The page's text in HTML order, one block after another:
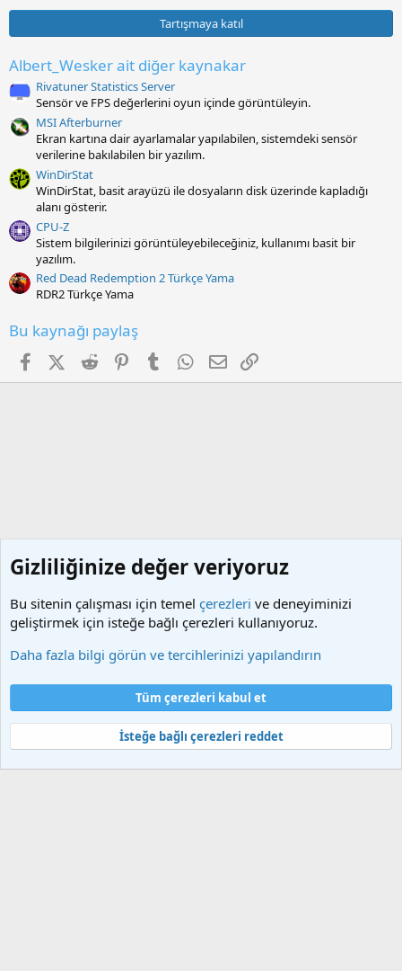
0
ı
Tartışmaya katıl
Albert_Wesker ait diğer kaynakar
Rivatuner Statistics Server
Sensör ve FPS değerlerini oyun içinde görüntüleyin.
MSI Afterburner
Ekran kartına dair ayarlamalar yapılabilen, sistemdeki sensör
verilerine bakılabilen bir yazılım.
WinDirStat
WinDirStat, basit arayüzü ile dosyaların disk üzerinde kapladığı
alanı gösterir.
CPU-Z
Sistem bilgilerinizi görüntüleyebileceğiniz, kullanımı basit bir
yazılım.
Red Dead Redemption 2 Türkçe Yama
RDR2 Türkçe Yama
Bu kaynağı paylaş
FacebookX (Twitter)
Reddit PinterestTumblr WhatsApp
E-posta
Şartlar ve kurallar
Gizlilik politikası
Yardım
Ana sayfa
S
S
Community platform by XenForo® © 2010-2025 XenForo Ltd.
Gizliliğinize değer veriyoruz
Bu sitenin çalışması için temel çerezleri ve deneyiminizi
geliştirmek için isteğe bağlı çerezleri kullanıyoruz.
Daha fazla bilgi görün ve tercihlerinizi yapılandırın
Tüm çerezleri kabul et
İsteğe bağlı çerezleri reddet